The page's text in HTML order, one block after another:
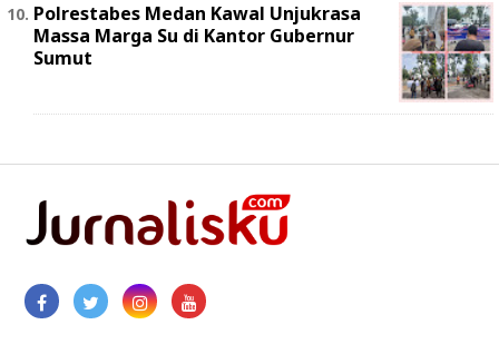
Polrestabes Medan Kawal Unjukrasa
Massa Marga Su di Kantor Gubernur
Sumut